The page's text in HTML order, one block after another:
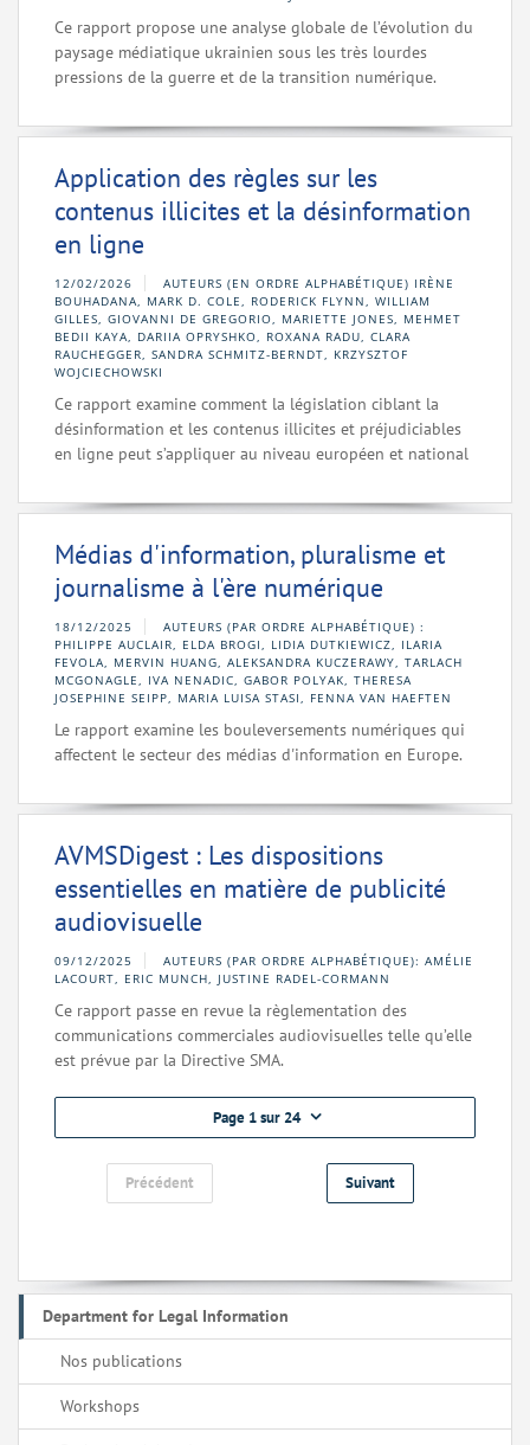
Ce rapport propose une analyse globale de l’évolution du
paysage médiatique ukrainien sous les très lourdes
pressions de la guerre et de la transition numérique.
Application des règles sur les
contenus illicites et la désinformation
en ligne
12/02/2026
AUTEURS (EN ORDRE ALPHABÉTIQUE) IRÈNE
BOUHADANA, MARK D. COLE, RODERICK FLYNN, WILLIAM
GILLES, GIOVANNI DE GREGORIO, MARIETTE JONES, MEHMET
BEDII KAYA, DARIIA OPRYSHKO, ROXANA RADU, CLARA
RAUCHEGGER, SANDRA SCHMITZ-BERNDT, KRZYSZTOF
WOJCIECHOWSKI
Ce rapport examine comment la législation ciblant la
désinformation et les contenus illicites et préjudiciables
en ligne peut s’appliquer au niveau européen et national
Médias d'information, pluralisme et
journalisme à l'ère numérique
18/12/2025
AUTEURS (PAR ORDRE ALPHABÉTIQUE) :
PHILIPPE AUCLAIR, ELDA BROGI, LIDIA DUTKIEWICZ, ILARIA
FEVOLA, MERVIN HUANG, ALEKSANDRA KUCZERAWY, TARLACH
MCGONAGLE, IVA NENADIC, GABOR POLYAK, THERESA
JOSEPHINE SEIPP, MARIA LUISA STASI, FENNA VAN HAEFTEN
Le rapport examine les bouleversements numériques qui
affectent le secteur des médias d'information en Europe.
AVMSDigest : Les dispositions
essentielles en matière de publicité
audiovisuelle
09/12/2025
AUTEURS (PAR ORDRE ALPHABÉTIQUE): AMÉLIE
LACOURT, ERIC MUNCH, JUSTINE RADEL-CORMANN
Ce rapport passe en revue la règlementation des
communications commerciales audiovisuelles telle qu’elle
est prévue par la Directive SMA.
Page 1 sur 24
Précédent Suivant
Department for Legal Information
Nos publications
Workshops